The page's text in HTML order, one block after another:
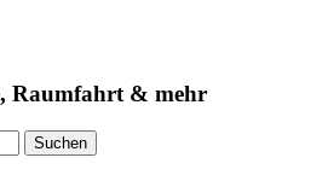
Raumfahrt & mehr